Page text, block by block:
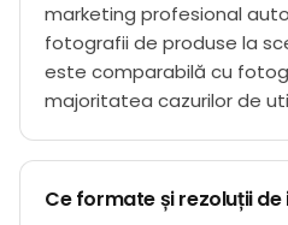
marketing profesional
fotografii de produse la
este comparabilă cu
majoritatea cazurilor de
Ce formate și rezoluții